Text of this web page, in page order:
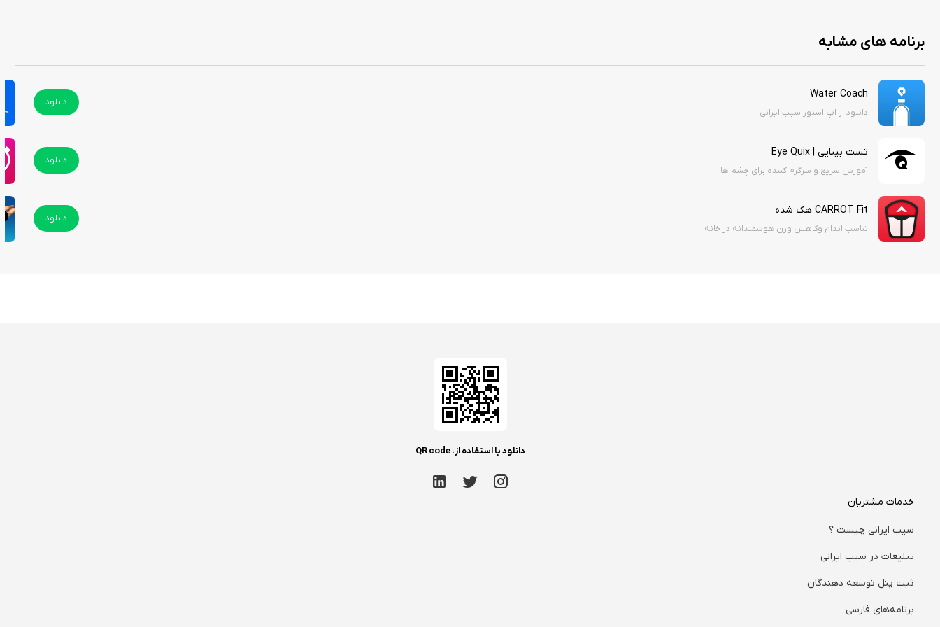
برنامه های مشابه
Water Coach
دانلود از اپ استور سیب ایرانی
دانلود
تست بینایی | Eye Quix
آموزش سریع و سرگرم کننده برای چشم ها
دانلود
CARROT Fit هک شده
تناسب اندام وکاهش وزن هوشمندانه در خانه
دانلود
دانلود با استفاده از. QR code
خدمات مشتریان
سیب ایرانی چیست ؟
تبلیغات در سیب ایرانی
ثبت پنل توسعه دهندگان
برنامه‌های فارسی